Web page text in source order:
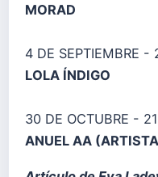
MORAD
4 DE SEPTIEMBRE -
LOLA ÍNDIGO
30 DE OCTUBRE -
ANUEL AA